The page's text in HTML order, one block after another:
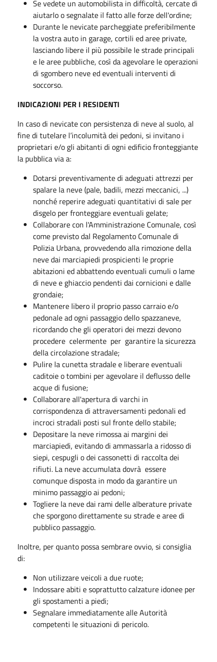
Se vedete un automobilista in difficoltà, cercate di
aiutarlo o segnalate il fatto alle forze dell'ordine;
Durante le nevicate parcheggiate preferibilmente
la vostra auto in garage, cortili ed aree private,
lasciando libere il più possibile le strade principali
e le aree pubbliche, così da agevolare le operazioni
di sgombero neve ed eventuali interventi di
soccorso.
INDICAZIONI PER I RESIDENTI
In caso di nevicate con persistenza di neve al suolo, al
fine di tutelare l’incolumità dei pedoni, si invitano i
proprietari e/o gli abitanti di ogni edificio fronteggiante
la pubblica via a:
Dotarsi preventivamente di adeguati attrezzi per
spalare la neve (pale, badili, mezzi meccanici, ...)
nonché reperire adeguati quantitativi di sale per
disgelo per fronteggiare eventuali gelate;
Collaborare con l'Amministrazione Comunale, così
come previsto dal Regolamento Comunale di
Polizia Urbana, provvedendo alla rimozione della
neve dai marciapiedi prospicienti le proprie
abitazioni ed abbattendo eventuali cumuli o lame
di neve e ghiaccio pendenti dai cornicioni e dalle
grondaie;
Mantenere libero il proprio passo carraio e/o
pedonale ad ogni passaggio dello spazzaneve,
ricordando che gli operatori dei mezzi devono
procedere celermente per garantire la sicurezza
della circolazione stradale;
Pulire la cunetta stradale e liberare eventuali
caditoie o tombini per agevolare il deflusso delle
acque di fusione;
Collaborare all'apertura di varchi in
corrispondenza di attraversamenti pedonali ed
incroci stradali posti sul fronte dello stabile;
Depositare la neve rimossa ai margini dei
marciapiedi, evitando di ammassarla a ridosso di
siepi, cespugli o dei cassonetti di raccolta dei
rifiuti. La neve accumulata dovrà essere
comunque disposta in modo da garantire un
minimo passaggio ai pedoni;
Togliere la neve dai rami delle alberature private
che sporgono direttamente su strade e aree di
pubblico passaggio.
Inoltre, per quanto possa sembrare ovvio, si consiglia
di:
Non utilizzare veicoli a due ruote;
Indossare abiti e soprattutto calzature idonee per
gli spostamenti a piedi;
Segnalare immediatamente alle Autorità
competenti le situazioni di pericolo.